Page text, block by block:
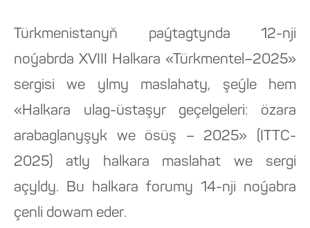
Türkmenistanyň paýtagtynda 12-nji
noýabrda XVIII Halkara «Türkmentel–2025»
sergisi we ylmy maslahaty, şeýle hem
«Halkara ulag-üstaşyr geçelgeleri: özara
arabaglanyşyk we ösüş – 2025» (ITTC-
2025) atly halkara maslahat we sergi
açyldy. Bu halkara forumy 14-nji noýabra
çenli dowam eder.